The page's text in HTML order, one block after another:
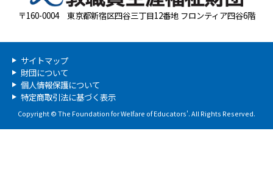
〒160-0004 東京都新宿区四谷三丁目12番地 フロンティア四谷6階
サイトマップ
財団について
個人情報保護について
特定商取引法に基づく表示
Copyright © The Foundation for Welfare of Educators'. All Rights Reserved.